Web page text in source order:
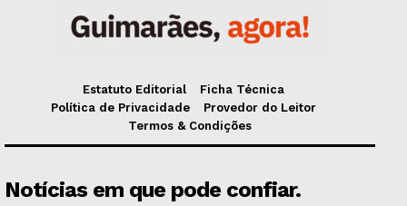
Estatuto Editorial
Ficha Técnica
Política de Privacidade
Provedor do Leitor
Termos & Condições
Notícias em que pode confiar.